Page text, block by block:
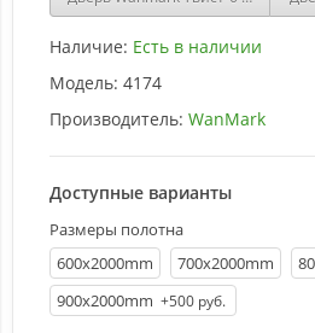
Наличие: Есть в наличии
Модель: 4174
Производитель: WanMark
Доступные варианты
Размеры полотна
600х2000mm
700х2000mm
900х2000mm +500 руб.